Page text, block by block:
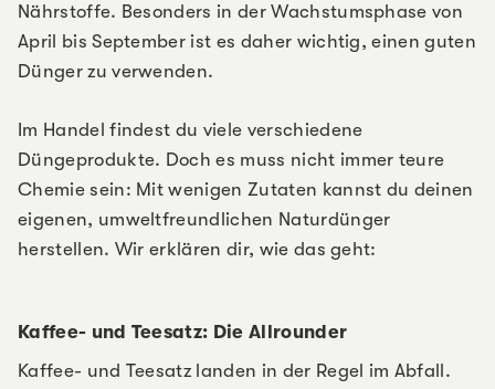
Nährstoffe. Besonders in der Wachstumsphase von
April bis September ist es daher wichtig, einen guten
Dünger zu verwenden.
Im Handel findest du viele verschiedene
Düngeprodukte. Doch es muss nicht immer teure
Chemie sein: Mit wenigen Zutaten kannst du deinen
eigenen, umweltfreundlichen Naturdünger
herstellen. Wir erklären dir, wie das geht:
Kaffee- und Teesatz: Die Allrounder
Kaffee- und Teesatz landen in der Regel im Abfall.